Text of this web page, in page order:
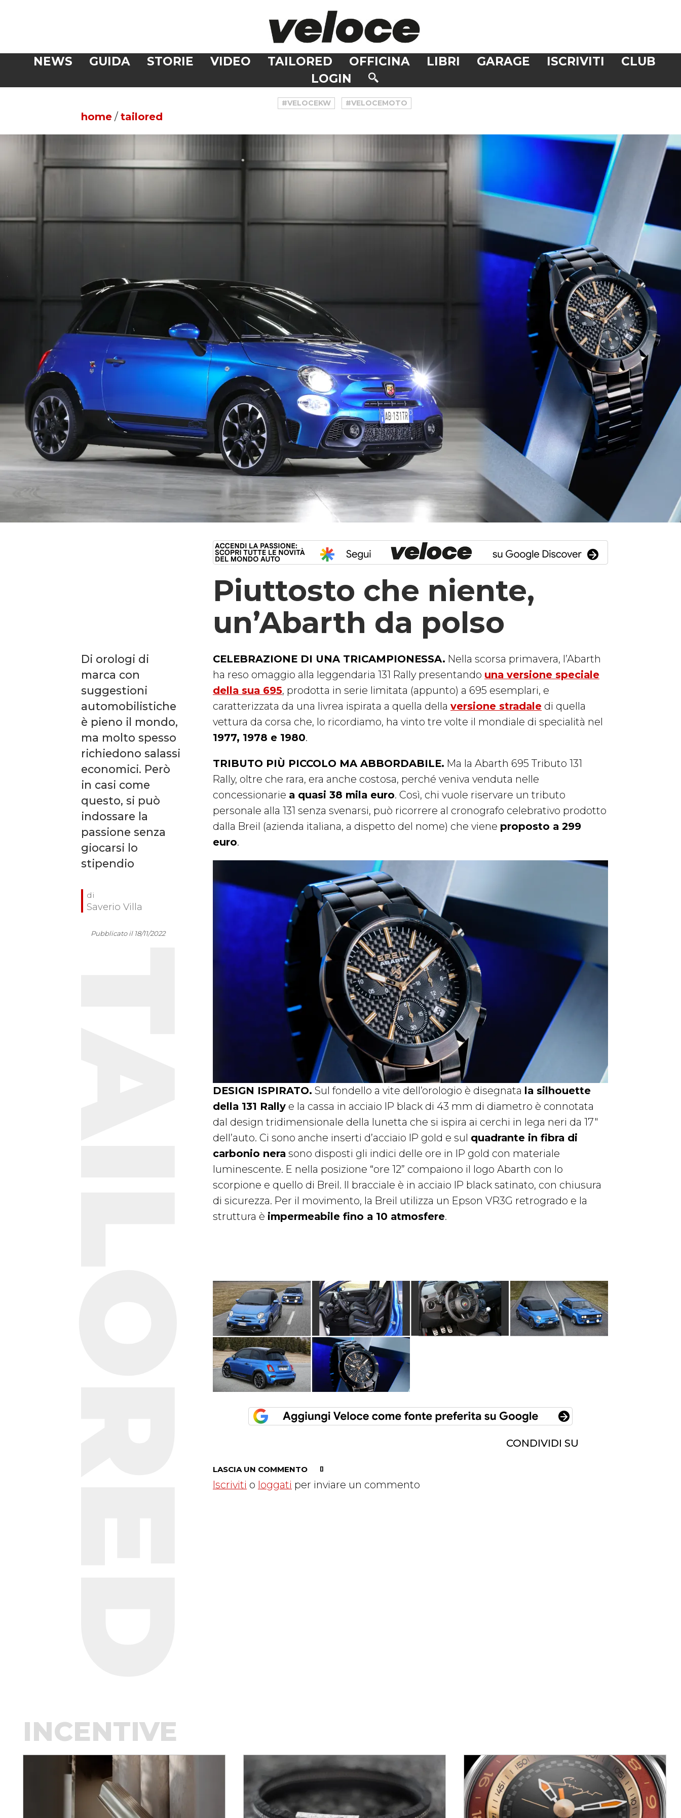
NEWS GUIDA STORIE VIDEO TAILORED OFFICINA LIBRI GARAGE ISCRIVITI
CLUB
LOGIN
#VELOCEKW #VELOCEMOTO
home / tailored
Piuttosto che niente,
un’Abarth da polso
Di orologi di
marca con
suggestioni
automobilistiche
è pieno il mondo,
ma molto spesso
richiedono salassi
economici. Però
in casi come
questo, si può
indossare la
passione senza
giocarsi lo
stipendio
Saverio Villa
Pubblicato il 18/11/2022
CELEBRAZIONE DI UNA TRICAMPIONESSA. Nella scorsa primavera, l’Abarth
ha reso omaggio alla leggendaria 131 Rally presentando una versione speciale
della sua 695, prodotta in serie limitata (appunto) a 695 esemplari, e
caratterizzata da una livrea ispirata a quella della versione stradale di quella
vettura da corsa che, lo ricordiamo, ha vinto tre volte il mondiale di specialità nel
1977, 1978 e 1980.
TRIBUTO PIÙ PICCOLO MA ABBORDABILE. Ma la Abarth 695 Tributo 131
Rally, oltre che rara, era anche costosa, perché veniva venduta nelle
concessionarie a quasi 38 mila euro. Così, chi vuole riservare un tributo
personale alla 131 senza svenarsi, può ricorrere al cronografo celebrativo prodotto
dalla Breil (azienda italiana, a dispetto del nome) che viene proposto a 299
euro.
DESIGN ISPIRATO. Sul fondello a vite dell’orologio è disegnata la silhouette
della 131 Rally e la cassa in acciaio IP black di 43 mm di diametro è connotata
dal design tridimensionale della lunetta che si ispira ai cerchi in lega neri da 17″
dell’auto. Ci sono anche inserti d’acciaio IP gold e sul quadrante in fibra di
carbonio nera sono disposti gli indici delle ore in IP gold con materiale
luminescente. E nella posizione “ore 12” compaiono il logo Abarth con lo
scorpione e quello di Breil. Il bracciale è in acciaio IP black satinato, con chiusura
di sicurezza. Per il movimento, la Breil utilizza un Epson VR3G retrogrado e la
struttura è impermeabile fino a 10 atmosfere.
CONDIVIDI SU
LASCIA UN COMMENTO
Iscriviti o loggati per inviare un commento
INCENTIVE